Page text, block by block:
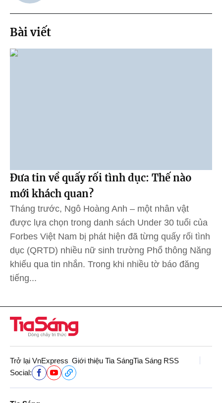
Bài viết
Đưa tin về quấy rối tình dục: Thế nào
mới khách quan?
Tháng trước, Ngô Hoàng Anh – một nhân vật
được lựa chọn trong danh sách Under 30 tuổi của
Forbes Việt Nam bị phát hiện đã từng quấy rối tình
dục (QRTD) nhiều nữ sinh trường Phổ thông Năng
khiếu qua tin nhắn. Trong khi nhiều tờ báo đăng
tiếng...
Trở lại VnExpress Giới thiệu Tia SángTia Sáng RSS
Social: